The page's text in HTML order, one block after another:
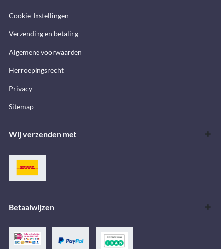
Cookie-Instellingen
Verzending en betaling
Algemene voorwaarden
Herroepingsrecht
Privacy
Sitemap
Wij verzenden met
Betaalwijzen